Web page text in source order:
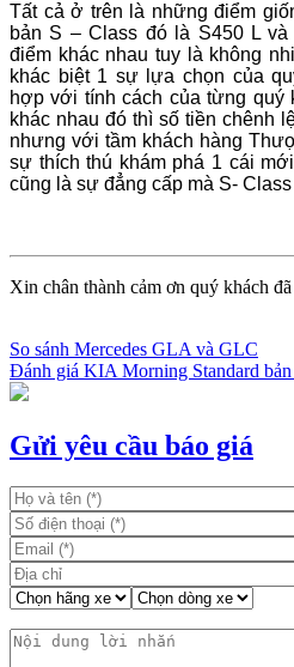
Tất cả ở trên là những điểm
bản S – Class đó là S450 L
điểm khác nhau tuy là không
khác biệt 1 sự lựa chọn của
hợp với tính cách của từng
khác nhau đó thì số tiền chênh
nhưng với tầm khách hàng
sự thích thú khám phá 1 cái
cũng là sự đẳng cấp mà S-
Xin chân thành cảm ơn quý khách
Điều
hướng
bài
So sánh Mercedes GLA và GLC
Đánh giá KIA Morning Standard bản
Gửi yêu cầu báo giá